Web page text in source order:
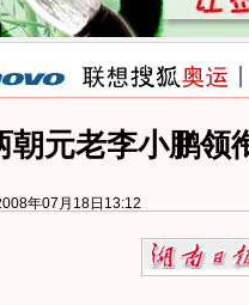
朝元老李小鹏领
年07月18日13:12